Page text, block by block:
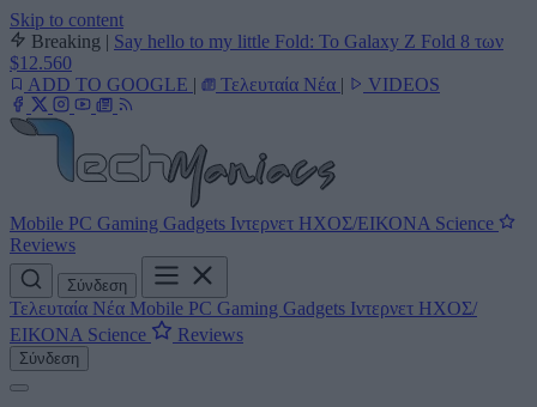
Skip to content
Breaking | Say hello to my little Fold: Το Galaxy Z Fold 8 των
$12.560
ADD TO GOOGLE | Τελευταία Νέα | VIDEOS
Mobile PC Gaming Gadgets Ιντερνετ ΗΧΟΣ/ΕΙΚΟΝΑ Science
Reviews
Σύνδεση
Τελευταία Νέα Mobile PC Gaming Gadgets Ιντερνετ ΗΧΟΣ/
ΕΙΚΟΝΑ Science Reviews
Σύνδεση